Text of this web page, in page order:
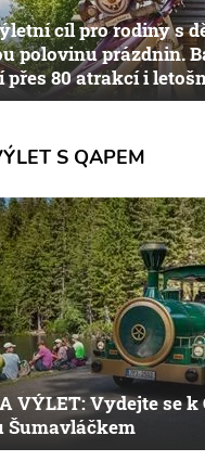
cíl pro rodiny s
polovinu prázdnin.
přes 80 atrakcí i
S QAPEM
VÝLET: Vydejte se k
Šumavláčkem